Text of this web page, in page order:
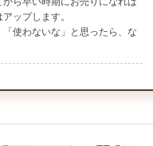
ップします。
使わないな」と思ったら、な